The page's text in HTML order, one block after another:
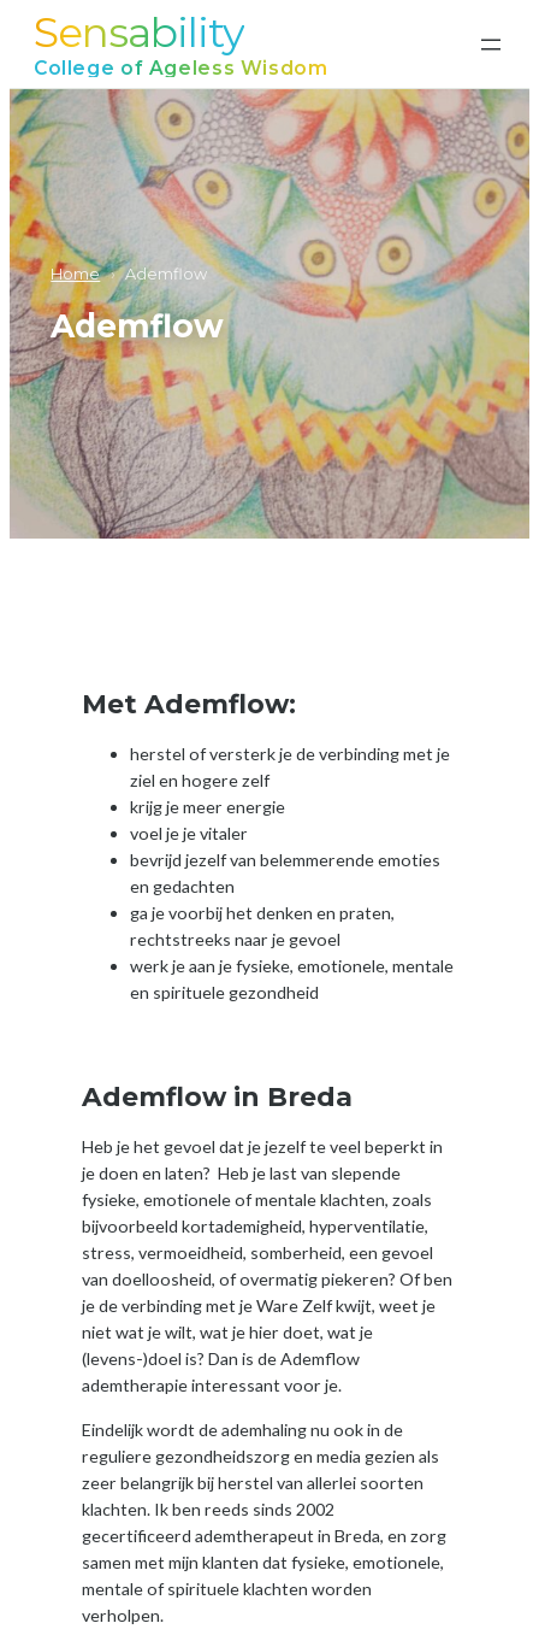
naar
inhoud
Sensability
College of Ageless Wisdom
Home › Ademflow
Ademflow
Met Ademflow:
herstel of versterk je de verbinding met je
ziel en hogere zelf
krijg je meer energie
voel je je vitaler
bevrijd jezelf van belemmerende emoties
en gedachten
ga je voorbij het denken en praten,
rechtstreeks naar je gevoel
werk je aan je fysieke, emotionele, mentale
en spirituele gezondheid
Ademflow in Breda
Heb je het gevoel dat je jezelf te veel beperkt in
je doen en laten? Heb je last van slepende
fysieke, emotionele of mentale klachten, zoals
bijvoorbeeld kortademigheid, hyperventilatie,
stress, vermoeidheid, somberheid, een gevoel
van doelloosheid, of overmatig piekeren? Of ben
je de verbinding met je Ware Zelf kwijt, weet je
niet wat je wilt, wat je hier doet, wat je
(levens-)doel is? Dan is de Ademflow
ademtherapie interessant voor je.
Eindelijk wordt de ademhaling nu ook in de
reguliere gezondheidszorg en media gezien als
zeer belangrijk bij herstel van allerlei soorten
klachten. Ik ben reeds sinds 2002
gecertificeerd ademtherapeut in Breda, en zorg
samen met mijn klanten dat fysieke, emotionele,
mentale of spirituele klachten worden
verholpen.